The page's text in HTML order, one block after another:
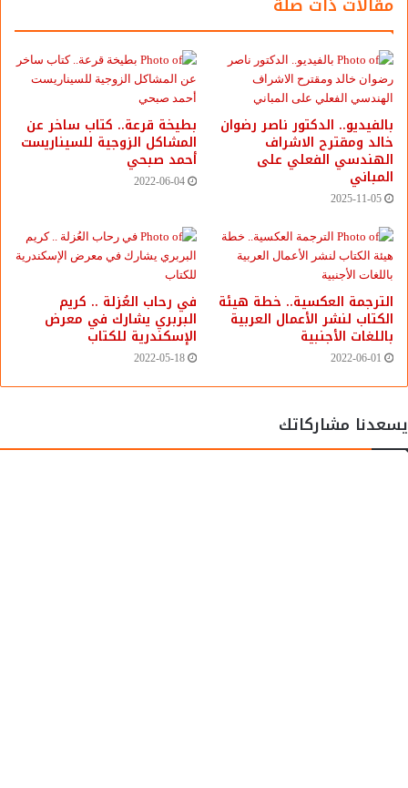
بالفيديو.. ‎الدكتور ناصر رضوان
خالد ومقترح الاشراف
الهندسي الفعلي على
المباني
2025-11-05
بطيخة قرعة.. كتاب ساخر عن
المشاكل الزوجية للسيناريست
أحمد صبحي
2022-06-04
الترجمة العكسية.. خطة هيئة
الكتاب لنشر الأعمال العربية
باللغات الأجنبية
2022-06-01
في رحاب العُزلة .. كريم
البربري يشارك في معرض
الإسكندرية للكتاب
2022-05-18
يسعدنا مشاركاتك